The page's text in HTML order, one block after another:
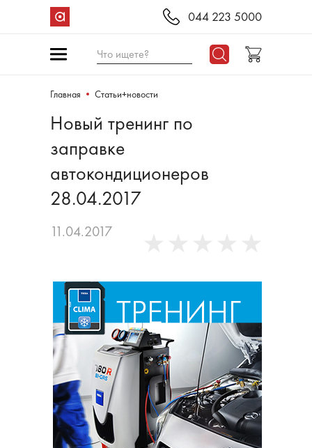
044 223 5000
Что ищете?
Главная Статьи+новости
Новый тренинг по
заправке
автокондиционеров
28.04.2017
11.04.2017